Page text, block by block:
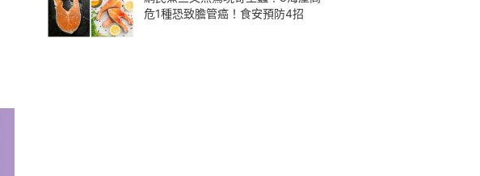
危1種恐致膽管癌！食安預防4招